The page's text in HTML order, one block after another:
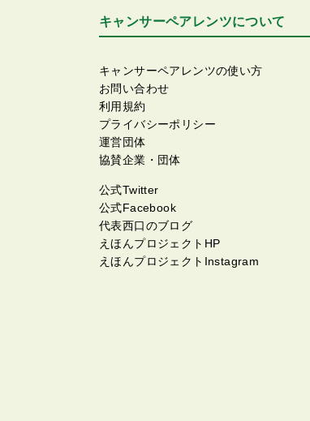
キャンサーペアレンツについて
キャンサーペアレンツの使い方
お問い合わせ
利用規約
プライバシーポリシー
運営団体
協賛企業・団体
公式Twitter
公式Facebook
代表西口のブログ
えほんプロジェクトHP
えほんプロジェクトInstagram